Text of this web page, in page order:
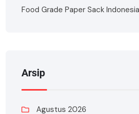
Food Grade Paper Sack Indonesia
Arsip
Agustus 2026